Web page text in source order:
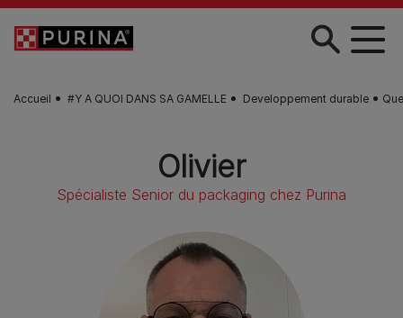
Skip to main content
Accueil #Y A QUOI DANS SA GAMELLE Developpement durable
Olivier
Spécialiste Senior du packaging chez Purina